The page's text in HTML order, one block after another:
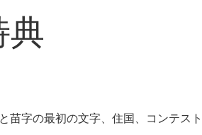
字の最初の文字、住国、コンテス